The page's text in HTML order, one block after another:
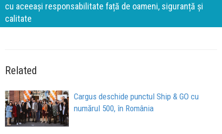
cu aceeași responsabilitate față de oameni, siguranță și
calitate
Related
Cargus deschide punctul Ship & GO cu
numărul 500, în România